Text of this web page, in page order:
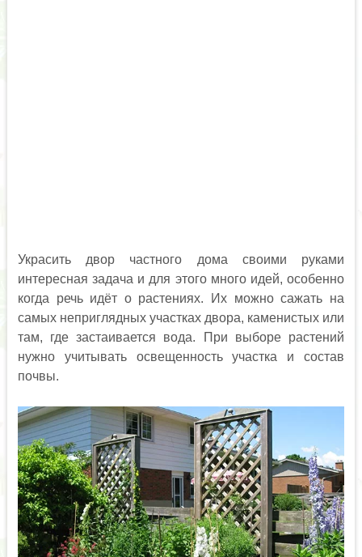
Украсить двор частного дома своими руками
интересная задача и для этого много идей, особенно
когда речь идёт о растениях. Их можно сажать на
самых неприглядных участках двора, каменистых или
там, где застаивается вода. При выборе растений
нужно учитывать освещенность участка и состав
почвы.